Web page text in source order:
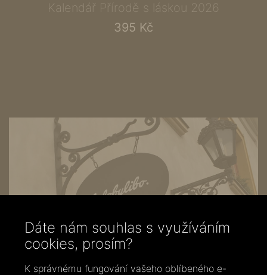
Kalendář Přírodě s láskou 2026
395 Kč
Dáte nám souhlas s využíváním
cookies, prosím?
K správnému fungování vašeho oblíbeného e-